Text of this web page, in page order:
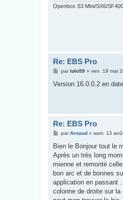
Openbox S3 Mini/SX6/
Re: EBS Pro
M
s
parlolo59» ven. 19 mai
Version 16.0.0.2 en
Re: EBS Pro
M
s
a
g
parArnaud» sam. 13
Bien le Bonjour tout le
Après un très long
mienne et remonté
bon arc et de bonnes
application en passant
colonne de droite sur